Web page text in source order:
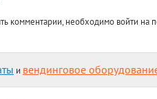
комментарии, необходимо войти на
и вендинговое